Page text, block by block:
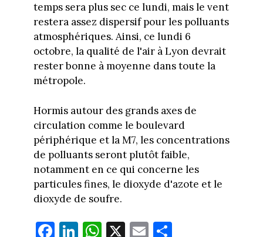
temps sera plus sec ce lundi, mais le vent
restera assez dispersif pour les polluants
atmosphériques. Ainsi, ce lundi 6
octobre, la qualité de l'air à Lyon devrait
rester bonne à moyenne dans toute la
métropole.
Hormis autour des grands axes de
circulation comme le boulevard
périphérique et la M7, les concentrations
de polluants seront plutôt faible,
notamment en ce qui concerne les
particules fines, le dioxyde d'azote et le
dioxyde de soufre.
Fa Li W X E Pa